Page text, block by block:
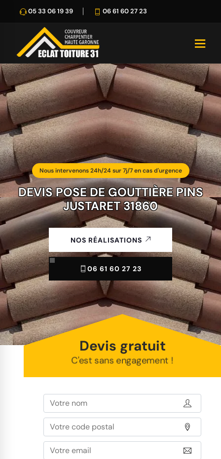
05 33 06 19 39 06 61 60 27 23
Nous intervenons 24h/24 sur 7j/7 en cas d'urgence
DEVIS POSE DE GOUTTIÈRE PINS
JUSTARET 31860
NOS RÉALISATIONS
06 61 60 27 23
Devis gratuit
C'est sans engagement !